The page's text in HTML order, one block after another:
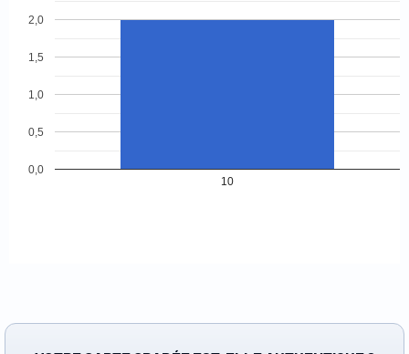
10
0,0
0,5
1,0
1,5
2,0